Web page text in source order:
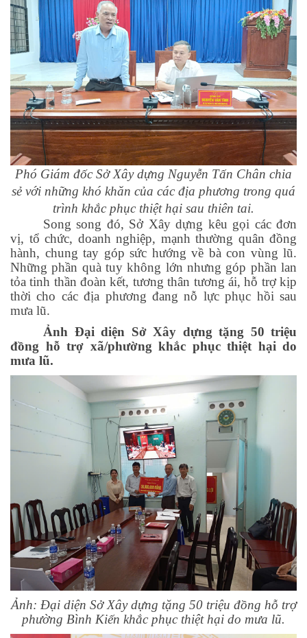
Phó Giám đốc Sở Xây dựng Nguyễn Tấn Chân chia
sẻ với những khó khăn của các địa phương trong quá
trình khắc phục thiệt hại sau thiên tai.
Song song đó, Sở Xây dựng kêu gọi các đơn
vị, tổ chức, doanh nghiệp, mạnh thường quân đồng
hành, chung tay góp sức hướng về bà con vùng lũ.
Những phần quà tuy không lớn nhưng góp phần lan
tỏa tinh thần đoàn kết, tương thân tương ái, hỗ trợ kịp
thời cho các địa phương đang nỗ lực phục hồi sau
mưa lũ.
Ảnh Đại diện Sở Xây dựng tặng 50 triệu
đồng hỗ trợ xã/phường khắc phục thiệt hại do
mưa lũ.
Ảnh: Đại diện Sở Xây dựng tặng 50 triệu đồng hỗ trợ
phường Bình Kiến khắc phục thiệt hại do mưa lũ.